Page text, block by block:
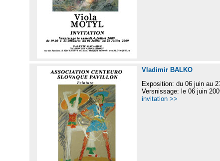
Vladimir BALKO
Exposition: du 06 juin au
Versnissage: le 06 juin
invitation >>